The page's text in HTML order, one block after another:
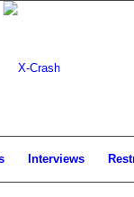
Interviews